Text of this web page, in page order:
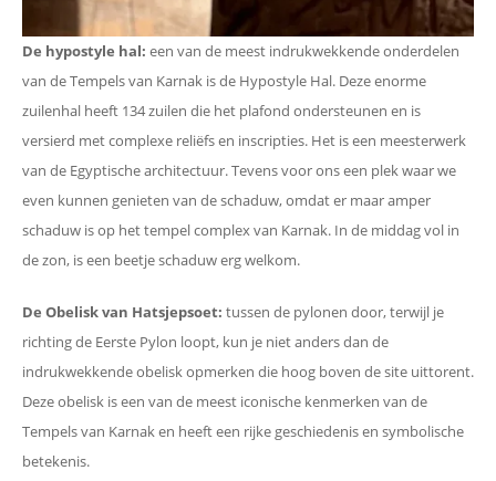
De hypostyle hal: een van de meest indrukwekkende onderdelen
van de Tempels van Karnak is de Hypostyle Hal. Deze enorme
zuilenhal heeft 134 zuilen die het plafond ondersteunen en is
versierd met complexe reliëfs en inscripties. Het is een meesterwerk
van de Egyptische architectuur. Tevens voor ons een plek waar we
even kunnen genieten van de schaduw, omdat er maar amper
schaduw is op het tempel complex van Karnak. In de middag vol in
de zon, is een beetje schaduw erg welkom.
De Obelisk van Hatsjepsoet: tussen de pylonen door, terwijl je
richting de Eerste Pylon loopt, kun je niet anders dan de
indrukwekkende obelisk opmerken die hoog boven de site uittorent.
Deze obelisk is een van de meest iconische kenmerken van de
Tempels van Karnak en heeft een rijke geschiedenis en symbolische
betekenis.